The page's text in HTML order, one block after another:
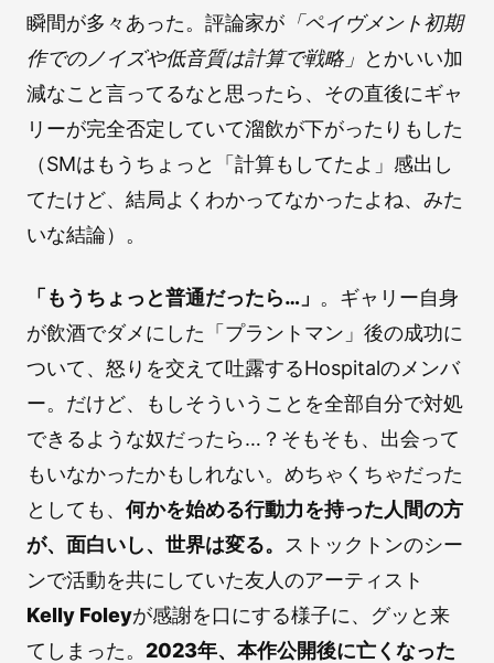
瞬間が多々あった。評論家が 「ペイヴメント初期
作でのノイズや低音質は計算で戦略」 とかいい加
減なこと言ってるなと思ったら、その直後にギャ
リーが完全否定していて溜飲が下がったりもした
（SMはもうちょっと「計算もしてたよ」感出し
てたけど、結局よくわかってなかったよね、みた
いな結論）。
「もうちょっと普通だったら…」 。ギャリー自身
が飲酒でダメにした「プラントマン」後の成功に
ついて、怒りを交えて吐露するHospitalのメンバ
ー。だけど、もしそういうことを全部自分で対処
できるような奴だったら…？そもそも、出会って
もいなかったかもしれない。めちゃくちゃだった
としても、 何かを始める行動力を持った人間の方
が、面白いし、世界は変る。
ストックトンのシー
ンで活動を共にしていた友人のアーティスト
Kelly Foleyが感謝を口にする様子に、グッと来
てしまった。 2023年、本作公開後に亡くなった